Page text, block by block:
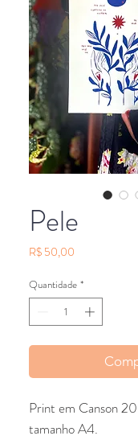
Pele
R$ 50,00
Quantidade *
Print em Canson
tamanho A4.